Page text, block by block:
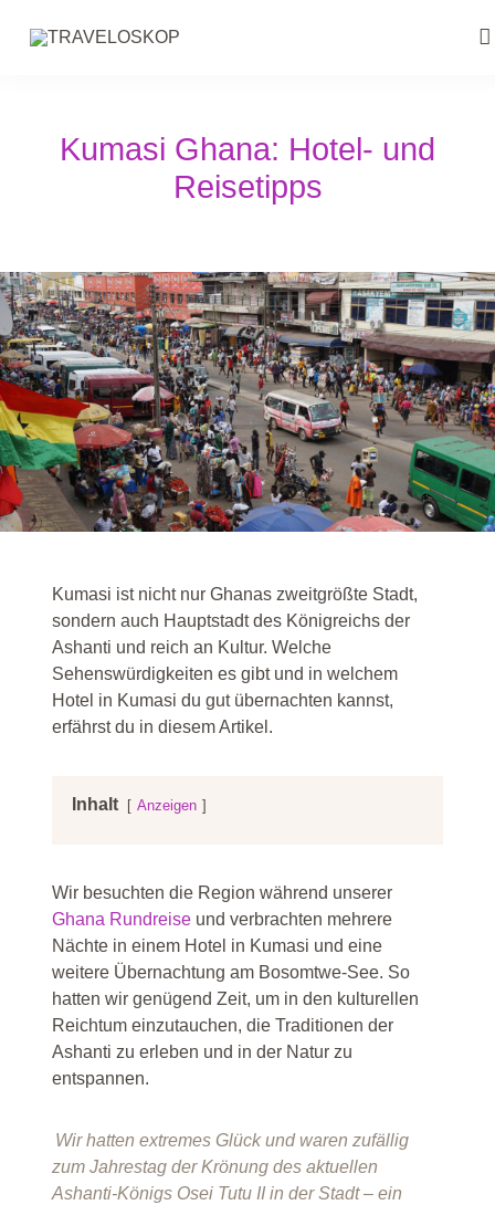
Kumasi Ghana: Hotel- und
Reisetipps
Kumasi ist nicht nur Ghanas zweitgrößte Stadt,
sondern auch Hauptstadt des Königreichs der
Ashanti und reich an Kultur. Welche
Sehenswürdigkeiten es gibt und in welchem
Hotel in Kumasi du gut übernachten kannst,
erfährst du in diesem Artikel.
Inhalt Anzeigen
Wir besuchten die Region während unserer
Ghana Rundreise und verbrachten mehrere
Nächte in einem Hotel in Kumasi und eine
weitere Übernachtung am Bosomtwe-See. So
hatten wir genügend Zeit, um in den kulturellen
Reichtum einzutauchen, die Traditionen der
Ashanti zu erleben und in der Natur zu
entspannen.
Wir hatten extremes Glück und waren zufällig
zum Jahrestag der Krönung des aktuellen
Ashanti-Königs Osei Tutu II in der Stadt – ein